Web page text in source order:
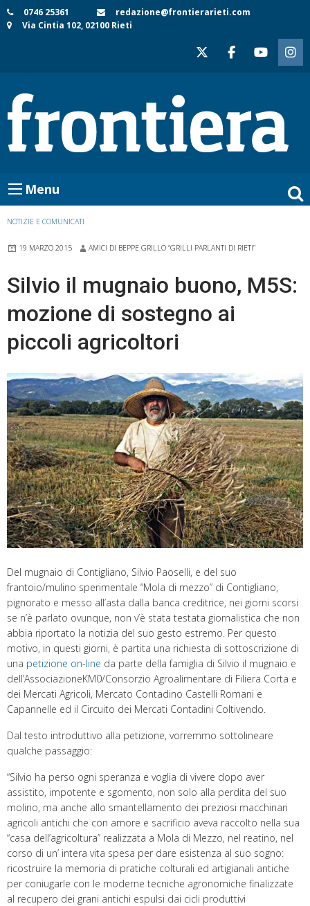
Skip
to
0746 25361
redazione@frontierarieti.com
Via Cintia 102, 02100 Rieti
Menu
NOTIZIE E COMUNICATI
19 MARZO 2015 AMICI DI BEPPE GRILLO “GRILLI PARLANTI DI RIETI”
Silvio il mugnaio buono, M5S:
mozione di sostegno ai
piccoli agricoltori
Del mugnaio di Contigliano, Silvio Paoselli, e del suo
frantoio/mulino sperimentale “Mola di mezzo” di Contigliano,
pignorato e messo all’asta dalla banca creditrice, nei giorni scorsi
se n’è parlato ovunque, non v’è stata testata giornalistica che non
abbia riportato la notizia del suo gesto estremo. Per questo
motivo, in questi giorni, è partita una richiesta di sottoscrizione di
una petizione on-line da parte della famiglia di Silvio il mugnaio e
dell’AssociazioneKM0/Consorzio Agroalimentare di Filiera Corta e
dei Mercati Agricoli, Mercato Contadino Castelli Romani e
Capannelle ed il Circuito dei Mercati Contadini Coltivendo.
Dal testo introduttivo alla petizione, vorremmo sottolineare
qualche passaggio:
“Silvio ha perso ogni speranza e voglia di vivere dopo aver
assistito, impotente e sgomento, non solo alla perdita del suo
molino, ma anche allo smantellamento dei preziosi macchinari
agricoli antichi che con amore e sacrificio aveva raccolto nella sua
“casa dell’agricoltura” realizzata a Mola di Mezzo, nel reatino, nel
corso di un’ intera vita spesa per dare esistenza al suo sogno:
ricostruire la memoria di pratiche colturali ed artigianali antiche
per coniugarle con le moderne tecniche agronomiche finalizzate
al recupero dei grani antichi espulsi dai cicli produttivi